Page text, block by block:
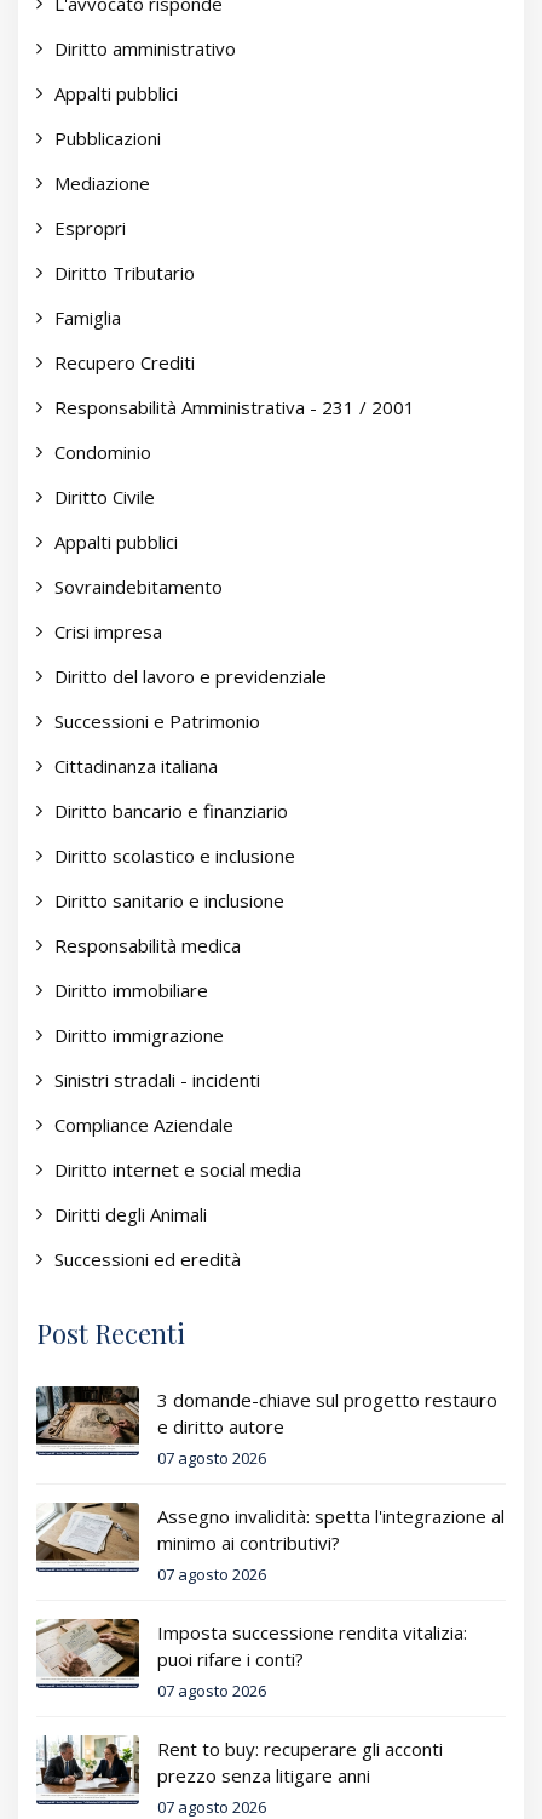
Diritto amministrativo
Appalti pubblici
Pubblicazioni
Mediazione
Espropri
Diritto Tributario
Famiglia
Recupero Crediti
Responsabilità Amministrativa - 231 / 2001
Condominio
Diritto Civile
Appalti pubblici
Sovraindebitamento
Crisi impresa
Diritto del lavoro e previdenziale
Successioni e Patrimonio
Cittadinanza italiana
Diritto bancario e finanziario
Diritto scolastico e inclusione
Diritto sanitario e inclusione
Responsabilità medica
Diritto immobiliare
Diritto immigrazione
Sinistri stradali - incidenti
Compliance Aziendale
Diritto internet e social media
Diritti degli Animali
Successioni ed eredità
Post Recenti
3 domande-chiave sul progetto restauro
e diritto autore
07 agosto 2026
Assegno invalidità: spetta l'integrazione al
minimo ai contributivi?
07 agosto 2026
Imposta successione rendita vitalizia:
puoi rifare i conti?
07 agosto 2026
Rent to buy: recuperare gli acconti
prezzo senza litigare anni
07 agosto 2026